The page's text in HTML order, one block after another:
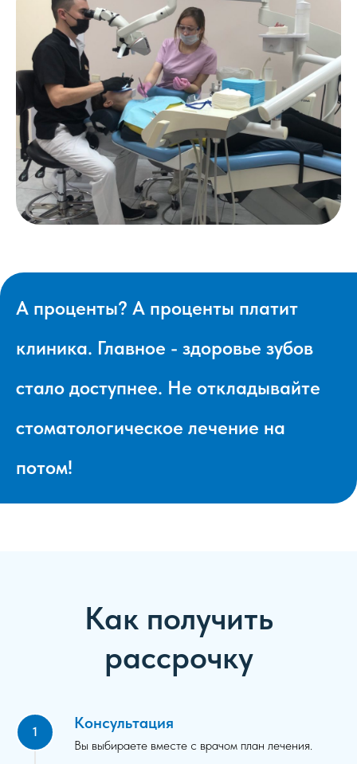
А проценты? А проценты платит
клиника. Главное - здоровье зубов
стало доступнее. Не откладывайте
стоматологическое лечение на
потом!
Как получить
рассрочку
Консультация
Вы выбираете вместе с врачом план лечения.